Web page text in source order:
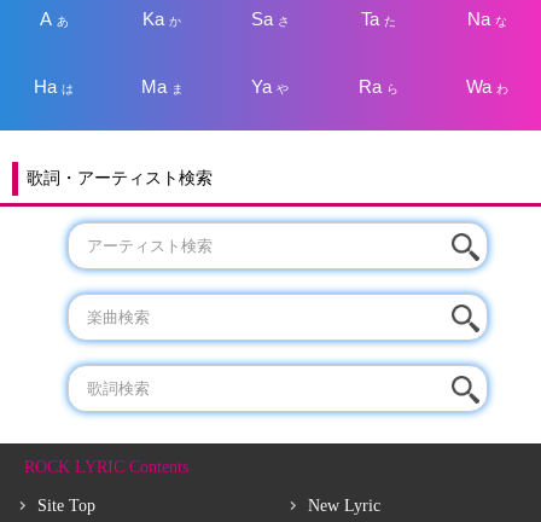
A あ Kaか Sa さ Taた Na な
Haは Ma ま Yaや Ra ら Wa わ
歌詞・アーティスト検索
ROCK LYRIC Contents
Site Top New Lyric